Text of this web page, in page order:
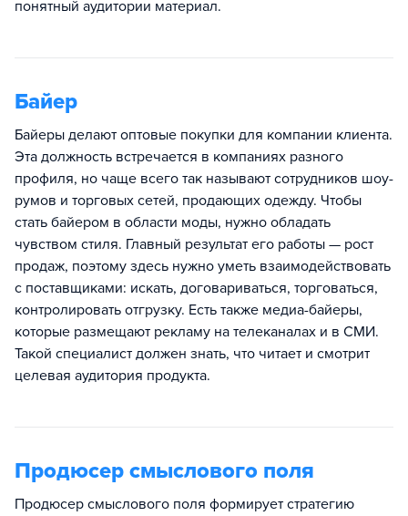
понятный аудитории материал.
Байер
Байеры делают оптовые покупки для компании клиента.
Эта должность встречается в компаниях разного
профиля, но чаще всего так называют сотрудников шоу-
румов и торговых сетей, продающих одежду. Чтобы
стать байером в области моды, нужно обладать
чувством стиля. Главный результат его работы — рост
продаж, поэтому здесь нужно уметь взаимодействовать
с поставщиками: искать, договариваться, торговаться,
контролировать отгрузку. Есть также медиа-байеры,
которые размещают рекламу на телеканалах и в СМИ.
Такой специалист должен знать, что читает и смотрит
целевая аудитория продукта.
Продюсер смыслового поля
Продюсер смыслового поля формирует стратегию